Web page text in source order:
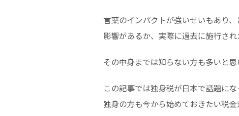
言葉のインパクトが強いせいもあり
影響があるか、実際に過去に施行さ
その中身までは知らない方も多いと思
この記事では独身税が日本で話題に
独身の方も今から始めておきたい税金